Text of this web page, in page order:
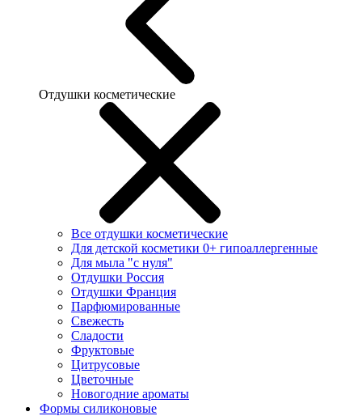
Отдушки косметические
Все отдушки косметические
Для детской косметики 0+ гипоаллергенные
Для мыла "с нуля"
Отдушки Россия
Отдушки Франция
Парфюмированные
Свежесть
Сладости
Фруктовые
Цитрусовые
Цветочные
Новогодние ароматы
Формы силиконовые